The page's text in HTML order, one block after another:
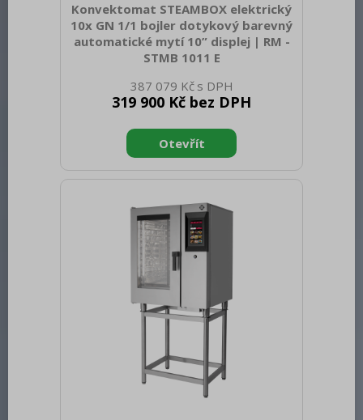
Konvektomat STEAMBOX elektrický
10x GN 1/1 bojler dotykový barevný
automatické mytí 10” displej | RM -
STMB 1011 E
860 Hloubka netto [mm]: 795 Výška
netto [mm]: 1115 Hmotnost netto [kg]:
brutto [mm]: 920 Výška brutto [mm]:
1275 Hmotnost brutto [kg]: 175.00 Typ
spotřebiče: Elektrické zařízení Příkon
3N - 50 Hz Materiál: AISI 304 Vnější
barva zařízení: Nerezové Nastavitelné
nožičky: Ano Řízení vlhkosti:
MeteoSystem - regulace na základě
přímého měření vlhkosti v ko
387 079 Kč
319 900 Kč bez DPH